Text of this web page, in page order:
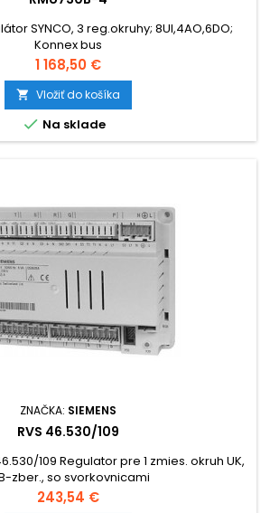
SYNCO, 3 reg.okruhy; 8UI,4AO,6DO;
Konnex bus
Cena
1 168,50 €
 Vložiť do košíka
 Na sklade
ZNAČKA: SIEMENS
RVS 46.530/109
109 Regulator pre 1 zmies. okruh UK,
zber., so svorkovnicami
Cena
243,54 €